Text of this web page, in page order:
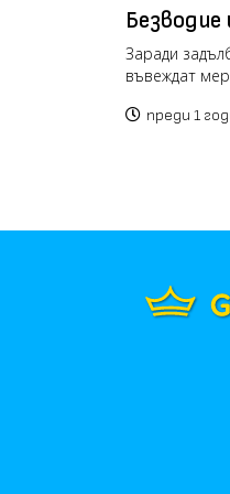
Заради
въвеждат
преди 1